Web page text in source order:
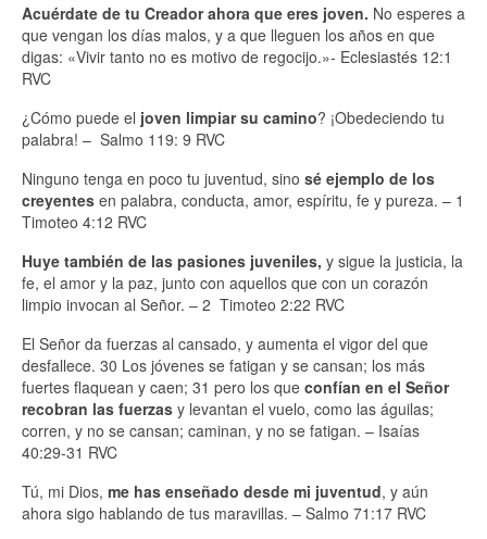
Acuérdate de tu Creador ahora que eres joven. No esperes a
que vengan los días malos, y a que lleguen los años en que
digas: «Vivir tanto no es motivo de regocijo.»- Eclesiastés 12:1
RVC
¿Cómo puede el joven limpiar su camino? ¡Obedeciendo tu
palabra! – Salmo 119: 9 RVC
Ninguno tenga en poco tu juventud, sino sé ejemplo de los
creyentes en palabra, conducta, amor, espíritu, fe y pureza. – 1
Timoteo 4:12 RVC
Huye también de las pasiones juveniles, y sigue la justicia, la
fe, el amor y la paz, junto con aquellos que con un corazón
limpio invocan al Señor. – 2 Timoteo 2:22 RVC
El Señor da fuerzas al cansado, y aumenta el vigor del que
desfallece. 30 Los jóvenes se fatigan y se cansan; los más
fuertes flaquean y caen; 31 pero los que confían en el Señor
recobran las fuerzas y levantan el vuelo, como las águilas;
corren, y no se cansan; caminan, y no se fatigan. – Isaías
40:29-31 RVC
Tú, mi Dios, me has enseñado desde mi juventud, y aún
ahora sigo hablando de tus maravillas. – Salmo 71:17 RVC